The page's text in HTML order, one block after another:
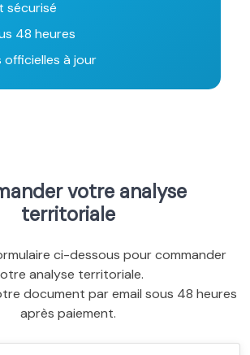
sécurisé
48 heures
officielles à jour
votre analyse
territoriale
ci-dessous pour commander
analyse territoriale.
document par email sous 48 heures
après paiement.